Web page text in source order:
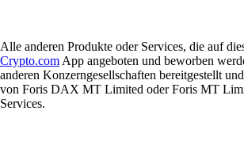
Alle anderen Produkte oder Services, die auf
Crypto.com App angeboten und beworben
anderen Konzerngesellschaften bereitgestellt
von Foris DAX MT Limited oder Foris MT
Services.